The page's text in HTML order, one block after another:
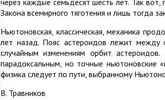
Закона всемирного тяготения и лишь тогда
Ньютоновская, классическая, механика
лет назад. Пояс астероидов лежит
случайным изменениям орбит
парадоксальным, но точные ньютоновские
физика следует по пути, выбранному
В. Травников